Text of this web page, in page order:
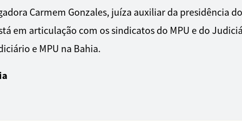
Carmem Gonzales, juíza auxiliar da presidência
em articulação com os sindicatos do MPU e do
e MPU na Bahia.